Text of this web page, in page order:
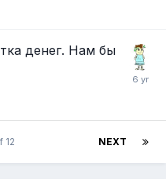
денег. Нам бы
NEXT
12